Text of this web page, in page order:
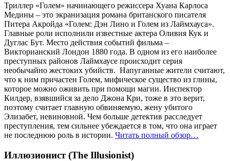
Триллер «Голем» начинающего режиссера Хуана Карлоса
Медины – это экранизация романа британского писателя
Питера Акройда «Голем: Дэн Лино и Голем из Лаймхауса».
Главные роли исполнили известные актера Оливия Кук и
Дуглас Бут. Место действия событий фильма –
Викторианский Лондон 1880 года. В одном из его наиболее
преступных районов Лаймхаусе происходит серия
необычайно жестоких убийств. Напуганные жители считают,
что к ним причастен Голем, мифическое существо из глины,
которое можно оживить при помощи магии. Инспектор
Килдер, взявшийся за дело Джона Кри, тоже в это верит,
поэтому считает главную обвиняемую, жену убитого
Элизабет, невиновной. Чем больше детектив расследует
преступления, тем сильнее убеждается в том, что она играет
не последнюю роль в истории. Читать полный обзор…
Иллюзионист (The Illusionist)